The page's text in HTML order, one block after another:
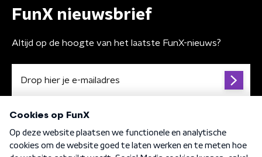
FunX nieuwsbrief
Altijd op de hoogte van het laatste FunX-nieuws?